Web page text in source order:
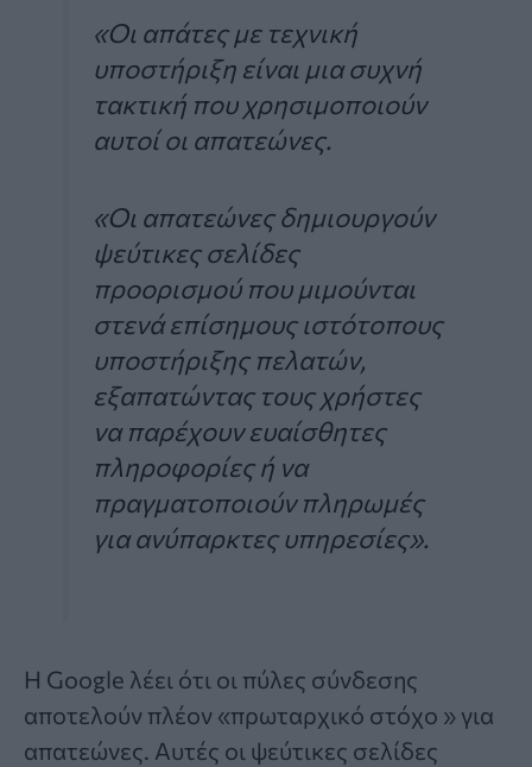
«Οι απάτες με τεχνική
υποστήριξη είναι μια συχνή
τακτική που χρησιμοποιούν
αυτοί οι απατεώνες.
«Οι απατεώνες δημιουργούν
ψεύτικες σελίδες
προορισμού που μιμούνται
στενά επίσημους ιστότοπους
υποστήριξης πελατών,
εξαπατώντας τους χρήστες
να παρέχουν ευαίσθητες
πληροφορίες ή να
πραγματοποιούν πληρωμές
για ανύπαρκτες υπηρεσίες».
Η Google λέει ότι οι πύλες σύνδεσης
αποτελούν πλέον «πρωταρχικό στόχο » για
απατεώνες. Αυτές οι ψεύτικες σελίδες